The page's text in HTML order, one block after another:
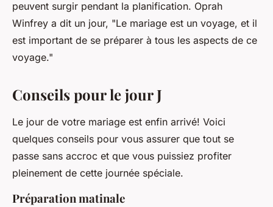
peuvent surgir pendant la planification. Oprah
Winfrey a dit un jour, "Le mariage est un voyage, et il
est important de se préparer à tous les aspects de ce
voyage."
Conseils pour le jour J
Le jour de votre mariage est enfin arrivé! Voici
quelques conseils pour vous assurer que tout se
passe sans accroc et que vous puissiez profiter
pleinement de cette journée spéciale.
Préparation matinale